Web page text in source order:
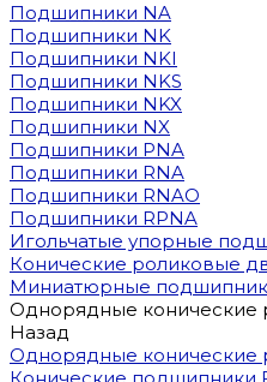
Подшипники NA
Подшипники NK
Подшипники NKI
Подшипники NKS
Подшипники NKX
Подшипники NX
Подшипники PNA
Подшипники RNA
Подшипники RNAO
Подшипники RPNA
Игольчатые упорные
Конические роликовые
Миниатюрные
Однорядные конические
Назад
Однорядные конические